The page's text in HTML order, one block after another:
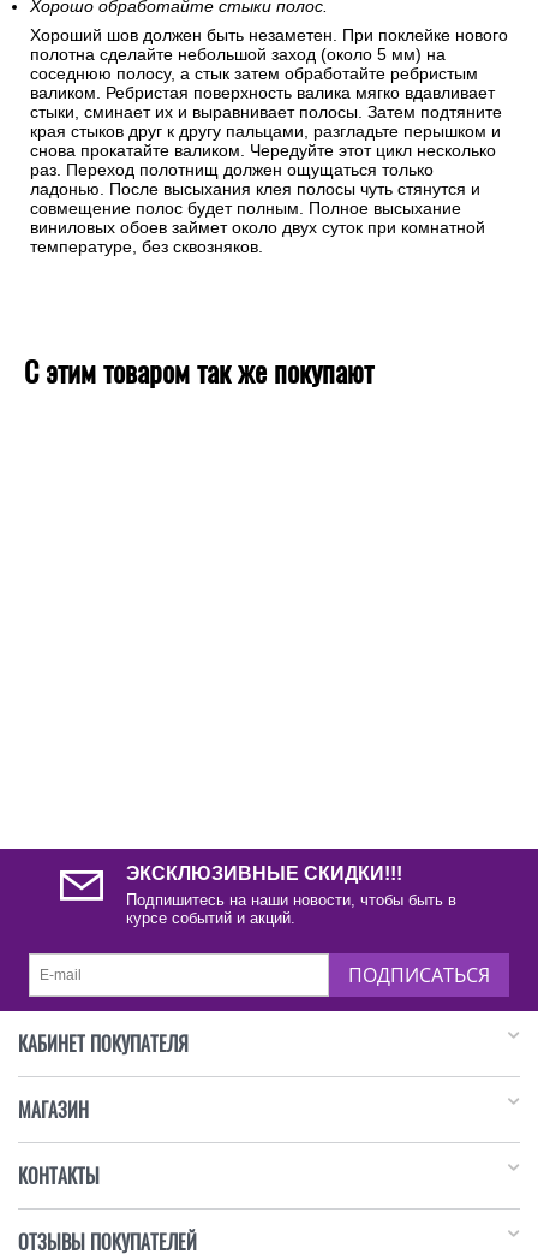
Хорошо обработайте стыки полос.
Хороший шов должен быть незаметен. При поклейке нового
полотна сделайте небольшой заход (около 5 мм) на
соседнюю полосу, а стык затем обработайте ребристым
валиком. Ребристая поверхность валика мягко вдавливает
стыки, сминает их и выравнивает полосы. Затем подтяните
края стыков друг к другу пальцами, разгладьте перышком и
снова прокатайте валиком. Чередуйте этот цикл несколько
раз. Переход полотнищ должен ощущаться только
ладонью. После высыхания клея полосы чуть стянутся и
совмещение полос будет полным. Полное высыхание
виниловых обоев займет около двух суток при комнатной
температуре, без сквозняков.
С этим товаром так же покупают
ЭКСКЛЮЗИВНЫЕ СКИДКИ!!!
Подпишитесь на наши новости, чтобы быть в
курсе событий и акций.
ПОДПИСАТЬСЯ
КАБИНЕТ ПОКУПАТЕЛЯ
МАГАЗИН
КОНТАКТЫ
ОТЗЫВЫ ПОКУПАТЕЛЕЙ